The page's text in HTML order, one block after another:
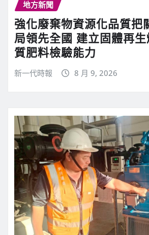
地方新聞
強化廢棄物資源化品質把
局領先全國 建立固體再
質肥料檢驗能力
新一代時報 8 月 9, 2026